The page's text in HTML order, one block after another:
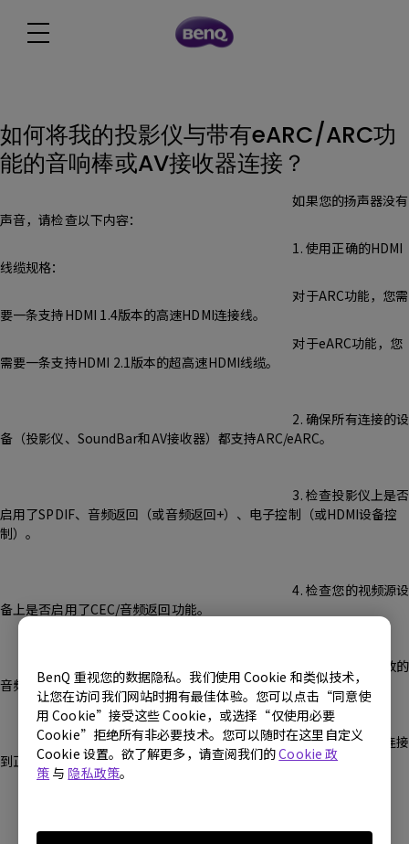
BenQ 重视您的数据隐私。我们使用 Cookie 和类似技术，
让您在访问我们网站时拥有最佳体验。您可以点击“同意使
用 Cookie”接受这些 Cookie，或选择“仅使用必要
Cookie”拒绝所有非必要技术。您可以随时在这里自定义
Cookie 设置。欲了解更多，请查阅我们的Cookie 政
策 与 隐私政策。
如何将我的投影仪与带有eARC/ARC功
能的音响棒或AV接收器连接？
如果您的扬声器没有
声音，请检查以下内容：
1. 使用正确的HDMI
线缆规格：
对于ARC功能，您需
要一条支持HDMI 1.4版本的高速HDMI连接线。
对于eARC功能，您
需要一条支持HDMI 2.1版本的超高速HDMI线缆。
2. 确保所有连接的设
备（投影仪、SoundBar和AV接收器）都支持ARC/eARC。
3. 检查投影仪上是否
启用了SPDIF、音频返回（或音频返回+）、电子控制（或HDMI设备控
制）。
4. 检查您的视频源设
备上是否启用了CEC/音频返回功能。
5. 检查您想要播放的
音频格式是否被输入源设备所支持。
6. 检查电缆是否连接
到正确的端口。